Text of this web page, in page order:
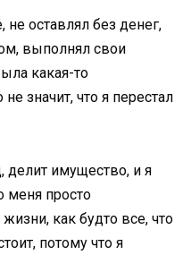
не оставлял без денег,
выполнял свои
какая-то
значит, что я перестал
делит имущество, и я
меня просто
как будто все, что
потому что я